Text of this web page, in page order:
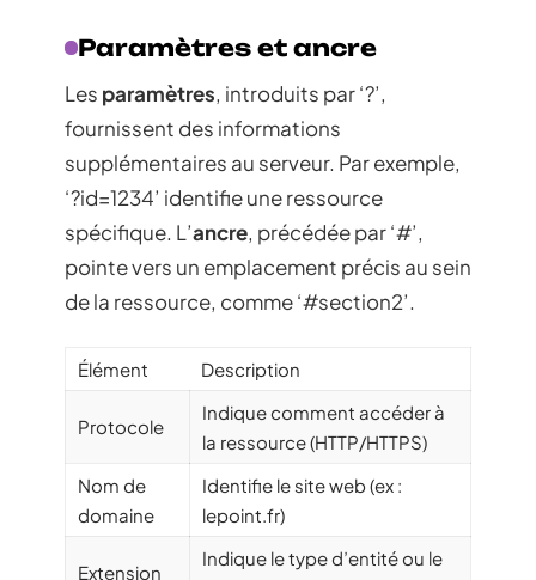
Paramètres et ancre
Les paramètres, introduits par ‘?’,
fournissent des informations
supplémentaires au serveur. Par exemple,
‘?id=1234’ identifie une ressource
spécifique. L’ancre, précédée par ‘#’,
pointe vers un emplacement précis au sein
de la ressource, comme ‘#section2’.
Élément Description
Protocole
Indique comment accéder à
la ressource (HTTP/HTTPS)
Nom de
domaine
Identifie le site web (ex :
lepoint.fr)
Extension
Indique le type d’entité ou le